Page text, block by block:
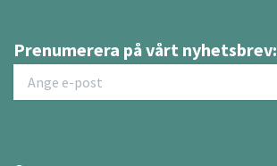
Prenumerera på vårt nyhetsbrev: